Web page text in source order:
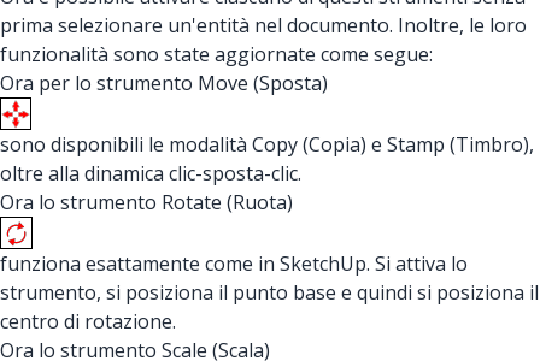
prima selezionare un'entità nel documento. Inoltre, le loro
funzionalità sono state aggiornate come segue:
Ora per lo strumento Move (Sposta)
sono disponibili le modalità Copy (Copia) e Stamp (Timbro),
oltre alla dinamica clic-sposta-clic.
Ora lo strumento Rotate (Ruota)
funziona esattamente come in SketchUp. Si attiva lo
strumento, si posiziona il punto base e quindi si posiziona il
centro di rotazione.
Ora lo strumento Scale (Scala)